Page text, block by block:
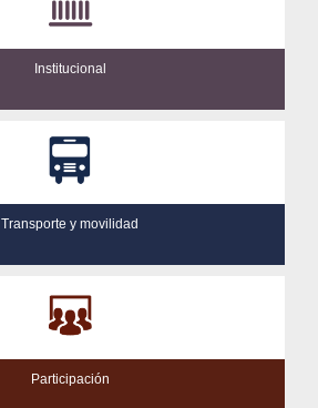
Institucional
Transporte y movilidad
Participación